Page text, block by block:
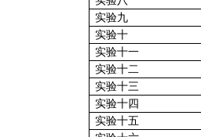
实验九
实验十
实验十一
实验十二
实验十三
实验十四
实验十五